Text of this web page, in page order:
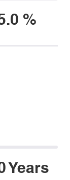
%
Years